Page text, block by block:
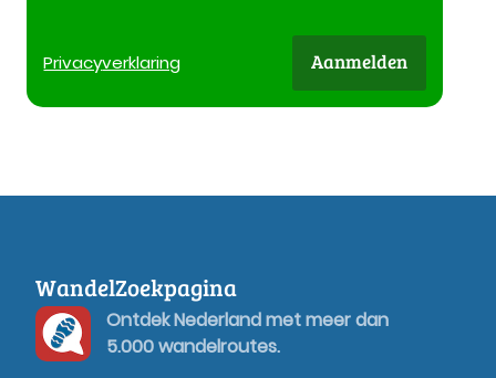
Privacyverklaring Aanmelden
WandelZoekpagina
Ontdek Nederland met meer dan
5.000 wandelroutes.